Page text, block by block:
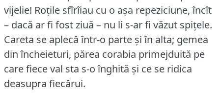
vijelie! Roțile sfîrîiau cu o așa repeziciune, încît
– dacă ar fi fost ziuă – nu li s-ar fi văzut spițele.
Careta se aplecă într-o parte și în alta; gemea
din încheieturi, părea corabia primejduită pe
care fiece val sta s-o înghită și ce se ridica
deasupra fiecărui.